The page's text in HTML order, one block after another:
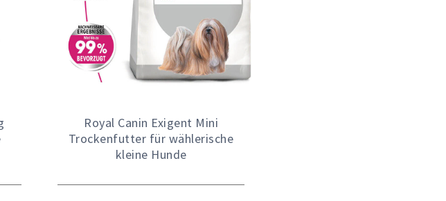
Royal Canin Exigent Mini
Trockenfutter für wählerische
kleine Hunde